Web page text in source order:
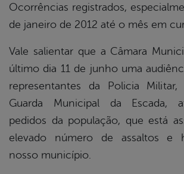
Ocorrências registrados,
de janeiro de 2012 até o mês em
Vale salientar que a Câmara
último dia 11 de junho uma
representantes da Policia
Guarda Municipal da Escada,
pedidos da população, que está
elevado número de assaltos e
nosso município.